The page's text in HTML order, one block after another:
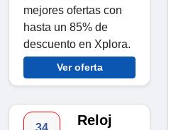
mejores ofertas con
hasta un 85% de
descuento en Xplora.
Ver oferta
34
Reloj